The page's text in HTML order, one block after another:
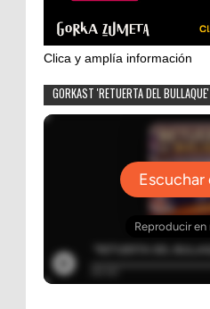
Clica y amplía información
GORKAST 'RETUERTA DEL BULLAQUE'